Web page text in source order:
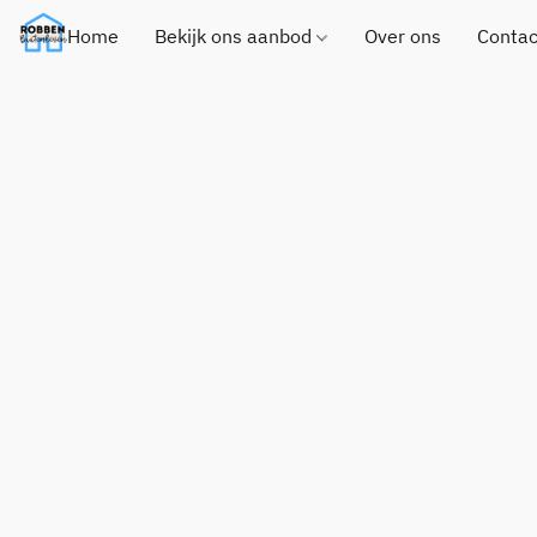
Home Bekijk ons aanbod Over ons